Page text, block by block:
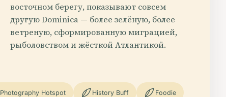
восточном берегу, показывают совсем
другую Dominica — более зелёную, более
ветреную, сформированную миграцией,
рыболовством и жёсткой Атлантикой.
Photography Hotspot History Buff Foodie